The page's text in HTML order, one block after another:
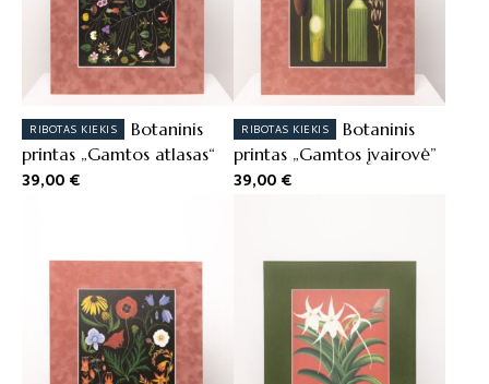
RIBOTAS KIEKIS
Botaninis
printas „Gamtos atlasas“
39,00€
RIBOTAS KIEKIS
Botaninis
printas „Gamtos įvairovė”
39,00€